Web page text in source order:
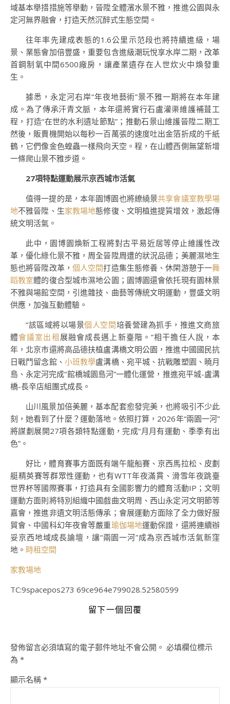
域基本舉措措施等舉動，晉陞全體濱水景不雅，推進公園與永
定河無界融會，打造天然沉醉式生態空間。
往年率先建成表態的1.6公里示范段也將持續進級，場
景、業態會加倍豐盛，重要包含進級潮玩悅享水岸二期，改革
首鋼制氧中間6500廠房，讓產業遺存在人世炊火中煥發重
生。
據悉，永定河右岸“年夜地藝術”景不雅一期將在本年建
成。為了傳承汗青文脈，本年還將實行石盧灌渠維護補葺工
程，打造“在世的水利遺址節點”；推動石景山維護晉陞二期工
然後，販賣機開始以每秒一百萬張的速度吐出金箔折成的千紙
鶴，它們像金色蝗蟲一樣飛向天空。程，在山體西側無望新增
一條爬山景不雅步道。
27項特點運動展示京西城市活氣
值得一提的是，本年園博園也將繚繞景共享會議室教學場
地不雅晉陞、生家教場地態修復、文明植進提質增效，激起傳
統文明活氣。
此中，園博園煥新工程將對古平易近居等停止維護性改
革，優化綠化景不雅，周全晉陞周遭的狀況品德；美麗濕地生
態也將晉陞改革， 個人空間打造集生態修養、休閑游憩于一舞
蹈教室體的復合型城市濕地公園；園博園還會依托現有園林景
不雅與場館空間，引進雜技、曲藝等傳統文明運動，豐盛文明
供應，加強互動體驗。
“該區域將以場景個人空間培養營建為抓手，推進文商旅
體會議室出租 展融會成長邁上新臺階。”相干擔任人說，本
年，北京市還將高品德扶植盧溝橋文明公園，推進中國國民抗
日戰鬥留念館、 小班教學盧溝橋、宛平城、抗戰雕塑園、曉月
島、永定河完成“館橋城園島河”一體化運營，推進宛平城-盧溝
橋-長辛店組團式成長。
山川風景加倍美麗，基本配套愈發完美，也將吸引不少此
刻，她看到了什麼？運動落地。依照打算，2026年“兩園一河”
將謀劃展開27項各類特點運動，完成“月月有運動、季季有出
色”。
好比，體育賽事方面既有端午龍船賽、京西馬拉松、皮劃
艇精英賽等群眾性運動，也有WTT年夜滿貫、滑雪年夜跳臺
世界杯等國際賽事，打造具有全國影響力的體育活動IP；文明
運動方面則將特別組織中國戲曲文明周、西山永定河文明節等
嘉會，推進非遺文明活態傳承；會展運動方面除了全力做好服
貿會、中國科幻年夜會等嚴重瑜伽場地運動保證，還將連續辦
妥京西地域成長論壇，讓“兩園一河”成為京西城市活氣新窪
地。 時租空間
家教場地
TC:9spacepos273 69ce964e799028.52580599
留下一個回覆
發佈留言必須填寫的電子郵件地址不會公開。 必填欄位標示
為 *
顯示名稱 *